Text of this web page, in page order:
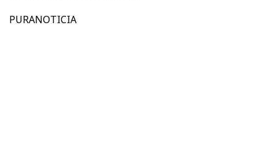
PURANOTICIA